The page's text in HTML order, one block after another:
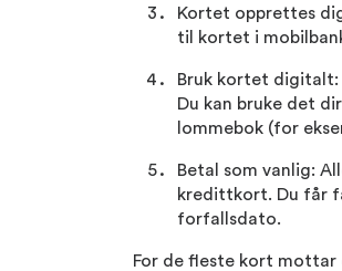
Kortet opprettes
til kortet i
Bruk kortet digitalt:
Du kan bruke det
lommebok (for
Betal som vanlig:
kredittkort. Du får
forfallsdato.
For de fleste kort